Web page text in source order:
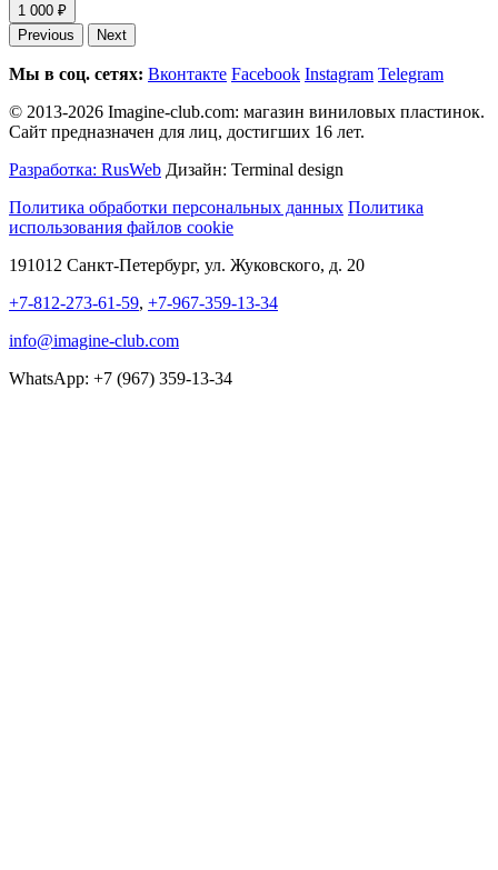
1 000 ₽
Previous
Next
Мы в соц. сетях: Вконтакте Facebook Instagram Telegram
© 2013-2026 Imagine-club.com: магазин виниловых пластинок.
Сайт предназначен для лиц, достигших 16 лет.
Разработка: RusWeb Дизайн: Terminal design
Политика обработки персональных данных Политика
использования файлов cookie
191012 Санкт-Петербург, ул. Жуковского, д. 20
+7-812-273-61-59, +7-967-359-13-34
info@imagine-club.com
WhatsApp: +7 (967) 359-13-34